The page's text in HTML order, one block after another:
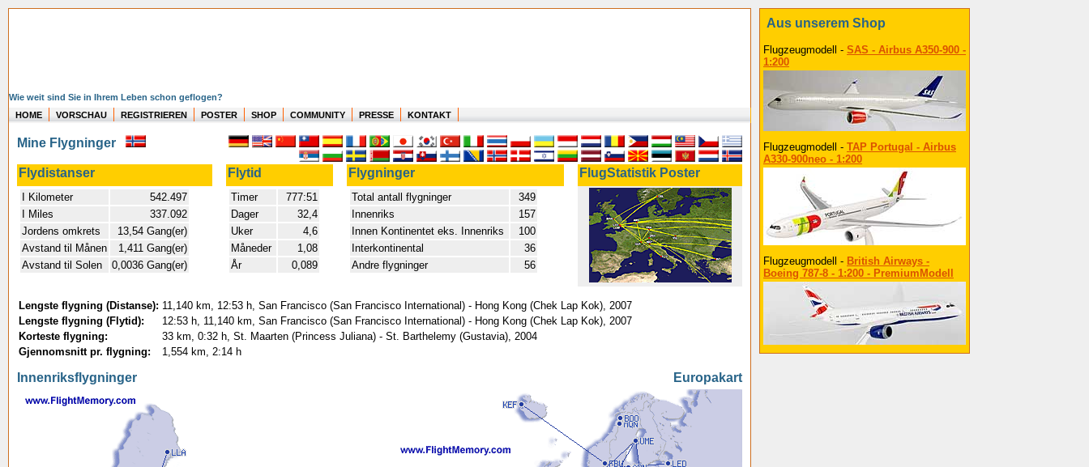
Wie weit sind Sie in Ihrem Leben schon geflogen?
HOME
VORSCHAU REGISTRIEREN POSTER SHOP COMMUNITY PRESSE KONTAKT
Mine Flygninger
Flydistanser Flytid Flygninger FlugStatistik Poster
I Kilometer
542.497
I Miles
337.092
Jordens omkrets
13,54 Gang(er)
Avstand til Månen
1,411 Gang(er)
Avstand til Solen
0,0036 Gang(er)
Timer
777:51
Dager
32,4
Uker
4,6
Måneder
1,08
År
0,089
Total antall flygninger
349
Innenriks
157
Innen Kontinentet eks. Innenriks
100
Interkontinental
36
Andre flygninger
56
Lengste flygning (Distanse): 11,140 km, 12:53 h, San Francisco (San Francisco International) - Hong Kong (Chek Lap Kok), 2007
Lengste flygning (Flytid):
12:53 h, 11,140 km, San Francisco (San Francisco International) - Hong Kong (Chek Lap Kok), 2007
Korteste flygning:
33 km, 0:32 h, St. Maarten (Princess Juliana) - St. Barthelemy (Gustavia), 2004
Gjennomsnitt pr. flygning:
1,554 km, 2:14 h
Innenriksflygninger Europakart
Aus unserem Shop
Flugzeugmodell - SAS - Airbus A350-900 -
1:200
Flugzeugmodell - TAP Portugal - Airbus
A330-900neo - 1:200
Flugzeugmodell - British Airways -
Boeing 787-8 - 1:200 - PremiumModell